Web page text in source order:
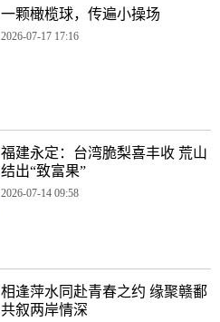
一颗橄榄球，传遍小操场
2026-07-17 17:16
福建永定：台湾脆梨喜丰收 荒山
结出“致富果”
2026-07-14 09:58
相逢萍水同赴青春之约 缘聚赣鄱
共叙两岸情深